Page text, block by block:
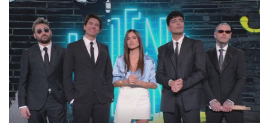
di settore - su quanto la guerra sia diventata una realtà pervasiva.
Anche se l'Italia non è direttamente coinvolta in conflitti armati, il
contesto globale rende impossibile considerarla un fenomeno
lontano.